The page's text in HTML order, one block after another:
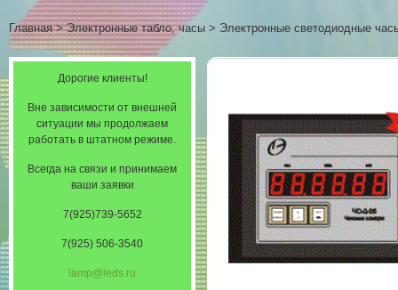
Главная>Электронные табло, часы > Электронные светодиодные
Дорогие клиенты!
Вне зависимости от внешней
ситуации мы продолжаем
работать в штатном режиме.
Всегда на связи и принимаем
ваши заявки
7(925)739-5652
7(925) 506-3540
lamp@leds.ru